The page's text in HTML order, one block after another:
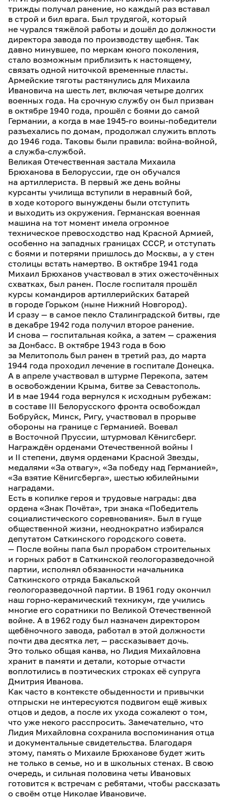
трижды получал ранение, но каждый раз вставал
в строй и бил врага. Был трудягой, который
не чурался тяжёлой работы и дошёл до должности
директора завода по производству щебня. Так
давно минувшее, по меркам юного поколения,
стало возможным приблизить к настоящему,
связать одной ниточкой временные пласты.
Армейские тяготы растянулись для Михаила
Ивановича на шесть лет, включая четыре долгих
военных года. На срочную службу он был призван
в октябре 1940 года, прошёл с боями до самой
Германии, а когда в мае 1945-го воины-победители
разъехались по домам, продолжал служить вплоть
до 1946 года. Таковы были правила: война-войной,
а служба-службой.
Великая Отечественная застала Михаила
Брюханова в Белоруссии, где он обучался
на артиллериста. В первый же день войны
курсанты училища вступили в неравный бой,
в ходе которого вынуждены были отступить
и выходить из окружения. Германская военная
машина на тот момент имела огромное
техническое превосходство над Красной Армией,
особенно на западных границах СССР, и отступать
с боями и потерями пришлось до Москвы, а у стен
столицы встать намертво. В октябре 1941 года
Михаил Брюханов участвовал в этих ожесточённых
схватках, был ранен. После госпиталя прошёл
курсы командиров артиллерийских батарей
в городе Горьком (ныне Нижний Новгород).
И сразу — в самое пекло Сталинградской битвы, где
в декабре 1942 года получил второе ранение.
И снова — госпитальная койка, а затем — сражения
за Донбасс. В октябре 1943 года в бою
за Мелитополь был ранен в третий раз, до марта
1944 года проходил лечение в госпитале Донецка.
А в апреле участвовал в штурме Перекопа, затем
в освобождении Крыма, битве за Севастополь.
И в мае 1944 года вернулся к исходным рубежам:
в составе III Белорусского фронта освобождал
Бобруйск, Минск, Ригу, участвовал в прорыве
обороны на границе с Германией. Воевал
в Восточной Пруссии, штурмовал Кёнигсберг.
Награждён орденами Отечественной войны I
и II степени, двумя орденами Красной Звезды,
медалями «За отвагу», «За победу над Германией»,
«За взятие Кёнигсберга», шестью юбилейными
наградами.
Есть в копилке героя и трудовые награды: два
ордена «Знак Почёта», три знака «Победитель
социалистического соревнования». Был в гуще
общественной жизни, неоднократно избирался
депутатом Саткинского городского совета.
— После войны папа был прорабом строительных
и горных работ в Саткинской геологоразведочной
партии, исполнял обязанности начальника
Саткинского отряда Бакальской
геологоразведочной партии. В 1961 году окончил
наш горно-керамический техникум, где учились
многие его соратники по Великой Отечественной
войне. А в 1962 году был назначен директором
щебёночного завода, работал в этой должности
почти два десятка лет, — рассказывает дочь.
Это только общая канва, но Лидия Михайловна
хранит в памяти и детали, которые отчасти
воплотились в поэтических строках её супруга
Дмитрия Иванова.
Как часто в контексте обыденности и привычки
отпрыски не интересуются подвигом ещё живых
отцов и дедов, а после их ухода сожалеют о том,
что уже некого расспросить. Замечательно, что
Лидия Михайловна сохранила воспоминания отца
и документальные свидетельства. Благодаря
этому, память о Михаиле Брюханове будет жить
не только в семье, но и в школьных стенах. В свою
очередь, и сильная половина четы Ивановых
готовится к встречам с ребятами, чтобы рассказать
о своём отце Николае Ивановиче.